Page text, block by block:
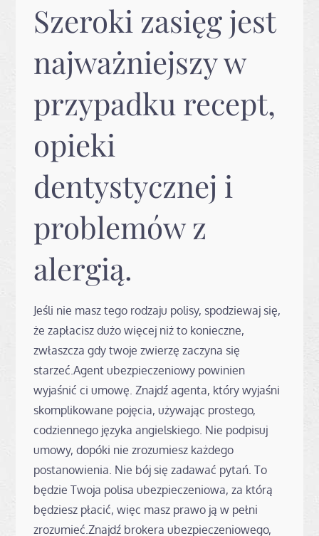
Szeroki zasięg jest
najważniejszy w
przypadku recept,
opieki
dentystycznej i
problemów z
alergią.
Jeśli nie masz tego rodzaju polisy, spodziewaj się,
że zapłacisz dużo więcej niż to konieczne,
zwłaszcza gdy twoje zwierzę zaczyna się
starzeć.Agent ubezpieczeniowy powinien
wyjaśnić ci umowę. Znajdź agenta, który wyjaśni
skomplikowane pojęcia, używając prostego,
codziennego języka angielskiego. Nie podpisuj
umowy, dopóki nie zrozumiesz każdego
postanowienia. Nie bój się zadawać pytań. To
będzie Twoja polisa ubezpieczeniowa, za którą
będziesz płacić, więc masz prawo ją w pełni
zrozumieć.Znajdź brokera ubezpieczeniowego,